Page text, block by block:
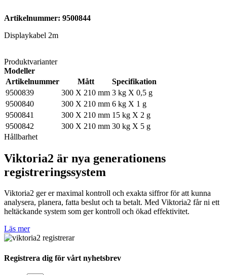
Artikelnummer: 9500844
Displaykabel 2m
Produktvarianter
Modeller
Artikelnummer
Mått
Specifikation
9500839
300 X 210 mm 3 kg X 0,5 g
9500840
300 X 210 mm 6 kg X 1 g
9500841
300 X 210 mm 15 kg X 2 g
9500842
300 X 210 mm 30 kg X 5 g
Hållbarhet
Viktoria2 är nya generationens
registreringssystem
Viktoria2 ger er maximal kontroll och exakta siffror för att kunna
analysera, planera, fatta beslut och ta betalt. Med Viktoria2 får ni ett
heltäckande system som ger kontroll och ökad effektivitet.
Läs mer
Registrera dig för vårt nyhetsbrev